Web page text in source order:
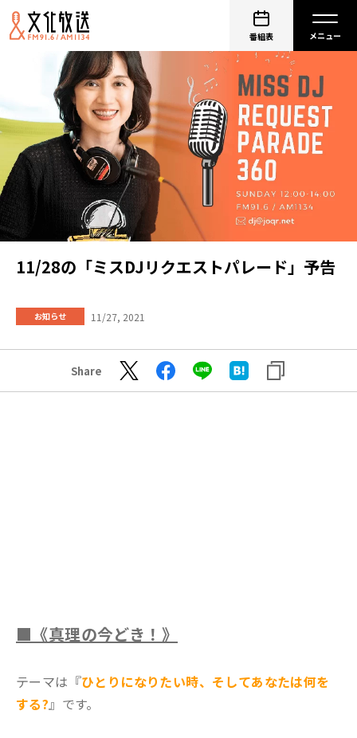
番組表
11/28の「ミスDJリクエストパレード」予告
お知らせ 11/27, 2021
Share
■《真理の今どき！》
テーマは『ひとりになりたい時、そしてあなたは何を
する?』です。